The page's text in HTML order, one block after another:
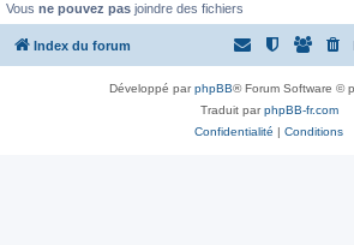
Vous ne pouvez pas joindre des fichiers
Index du forum
Développé parphpBB® Forum Software ©
Traduit parphpBB-fr.com
Confidentialité | Conditions